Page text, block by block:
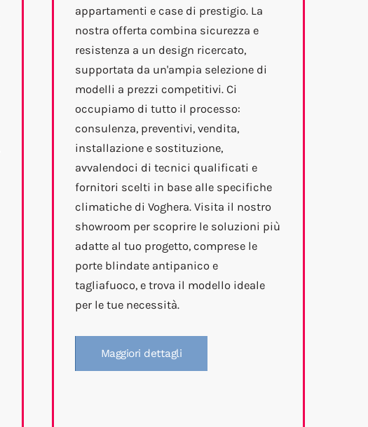
appartamenti e case di prestigio. La
nostra offerta combina sicurezza e
resistenza a un design ricercato,
supportata da un'ampia selezione di
modelli a prezzi competitivi. Ci
occupiamo di tutto il processo:
consulenza, preventivi, vendita,
installazione e sostituzione,
avvalendoci di tecnici qualificati e
fornitori scelti in base alle specifiche
climatiche di Voghera. Visita il nostro
showroom per scoprire le soluzioni più
adatte al tuo progetto, comprese le
porte blindate antipanico e
tagliafuoco, e trova il modello ideale
per le tue necessità.
Maggiori dettagli